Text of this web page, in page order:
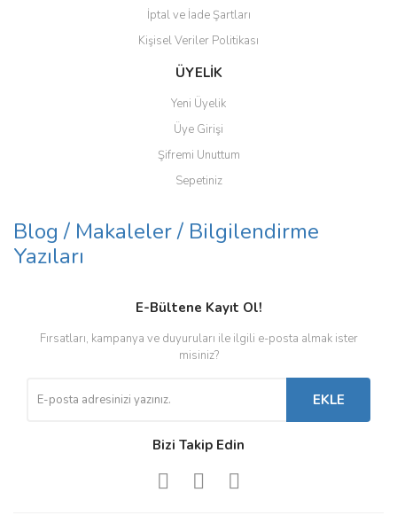
İptal ve İade Şartları
Kişisel Veriler Politikası
ÜYELİK
Yeni Üyelik
Üye Girişi
Şifremi Unuttum
Sepetiniz
Blog / Makaleler / Bilgilendirme
Yazıları
E-Bültene Kayıt Ol!
Fırsatları, kampanya ve duyuruları ile ilgili e-posta almak ister
misiniz?
EKLE
Bizi Takip Edin